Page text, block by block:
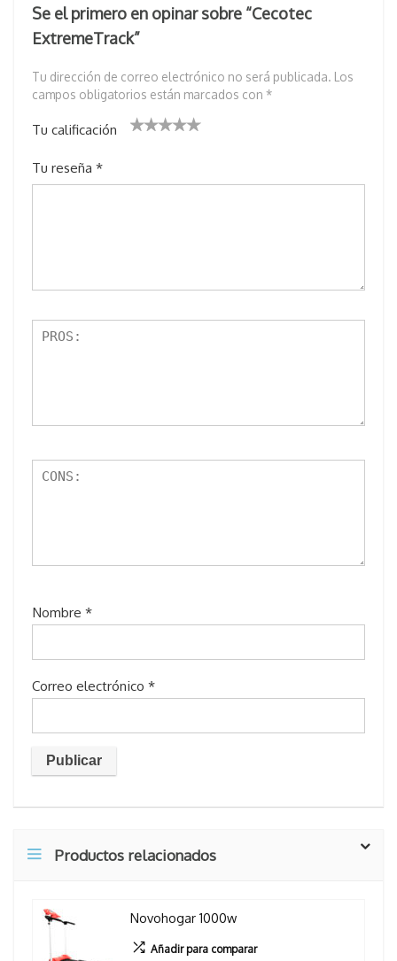
Se el primero en opinar sobre “Cecotec
ExtremeTrack”
Tu dirección de correo electrónico no será publicada. Los
campos obligatorios están marcados con *
Tu calificación
re
lla
Tu reseña *
Nombre *
Correo electrónico *
Productos relacionados
Novohogar 1000w
Añadir para comparar